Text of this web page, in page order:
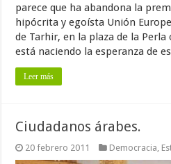
parece que ha abandona la
hipócrita y egoísta Unión
de Tarhir, en la plaza de la Perla
está naciendo la esperanza de
Leer más
Ciudadanos árabes.
20 febrero 2011 Democracia